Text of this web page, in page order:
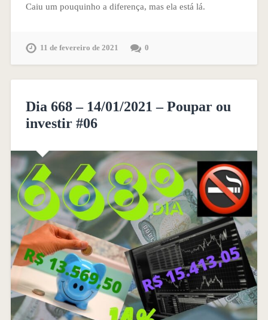
Caiu um pouquinho a diferença, mas ela está lá.
11 de fevereiro de 2021 0
Dia 668 – 14/01/2021 – Poupar ou
investir #06